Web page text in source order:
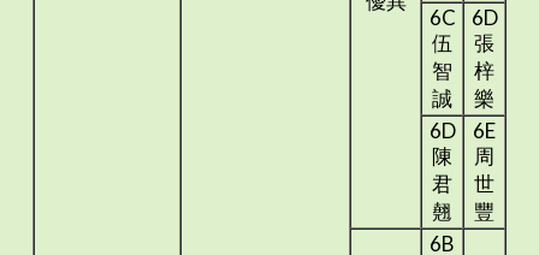
6C
伍
智
誠
6D
張
梓
樂
6D
陳
君
翹
6E
周
世
豐
6B